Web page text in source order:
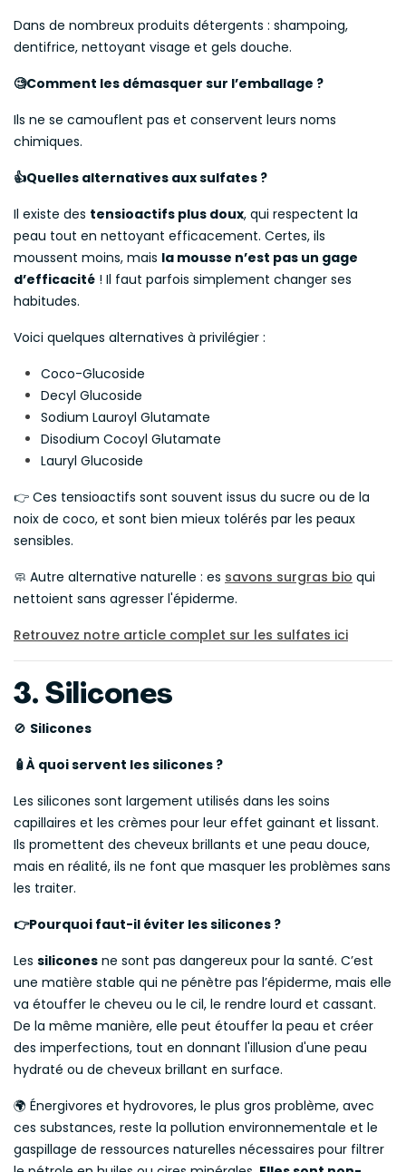
Dans de nombreux produits détergents : shampoing,
dentifrice, nettoyant visage et gels douche.
🧐Comment les démasquer sur l’emballage ?
Ils ne se camouflent pas et conservent leurs noms
chimiques.
👍Quelles alternatives aux sulfates ?
Il existe des tensioactifs plus doux, qui respectent la
peau tout en nettoyant efficacement. Certes, ils
moussent moins, mais la mousse n’est pas un gage
d’efficacité ! Il faut parfois simplement changer ses
habitudes.
Voici quelques alternatives à privilégier :
Coco-Glucoside
Decyl Glucoside
Sodium Lauroyl Glutamate
Disodium Cocoyl Glutamate
Lauryl Glucoside
👉 Ces tensioactifs sont souvent issus du sucre ou de la
noix de coco, et sont bien mieux tolérés par les peaux
sensibles.
🧼 Autre alternative naturelle : es savons surgras bio qui
nettoient sans agresser l'épiderme.
Retrouvez notre article complet sur les sulfates ici
3. Silicones
🚫 Silicones
🧴À quoi servent les silicones ?
Les silicones sont largement utilisés dans les soins
capillaires et les crèmes pour leur effet gainant et lissant.
Ils promettent des cheveux brillants et une peau douce,
mais en réalité, ils ne font que masquer les problèmes sans
les traiter.
👉Pourquoi faut-il éviter les silicones ?
Les silicones ne sont pas dangereux pour la santé. C’est
une matière stable qui ne pénètre pas l’épiderme, mais elle
va étouffer le cheveu ou le cil, le rendre lourd et cassant.
De la même manière, elle peut étouffer la peau et créer
des imperfections, tout en donnant l'illusion d'une peau
hydraté ou de cheveux brillant en surface.
🌍 Énergivores et hydrovores, le plus gros problème, avec
ces substances, reste la pollution environnementale et le
gaspillage de ressources naturelles nécessaires pour filtrer